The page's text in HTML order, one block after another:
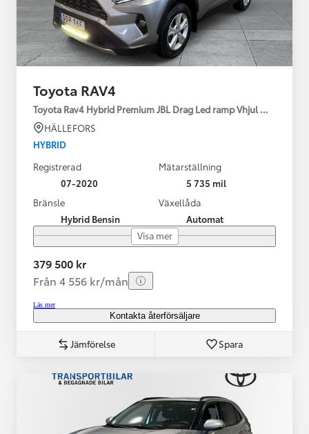
Toyota RAV4
Toyota Rav4 Hybrid Premium JBL Drag Led ramp Vhjul motorv
HÄLLEFORS
HYBRID
Registrerad
07-2020
Mätarställning
5 735 mil
Bränsle
Hybrid Bensin
Växellåda
Automat
Visa mer
379 500 kr
Från 4 556 kr/mån
Läs mer
Kontakta återförsäljare
Jämförelse Spara